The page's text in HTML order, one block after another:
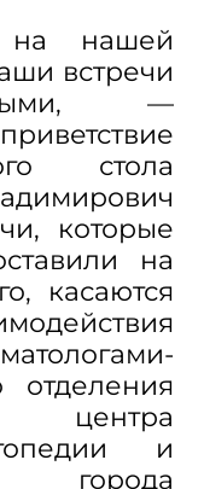
на нашей
встречи
—
стола
которые
на
касаются
отделения
центра
и
города